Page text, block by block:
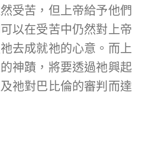
受苦，但上帝給予他們
以在受苦中仍然對上帝
去成就祂的心意。而上
神蹟，將要透過祂興起
祂對巴比倫的審判而達